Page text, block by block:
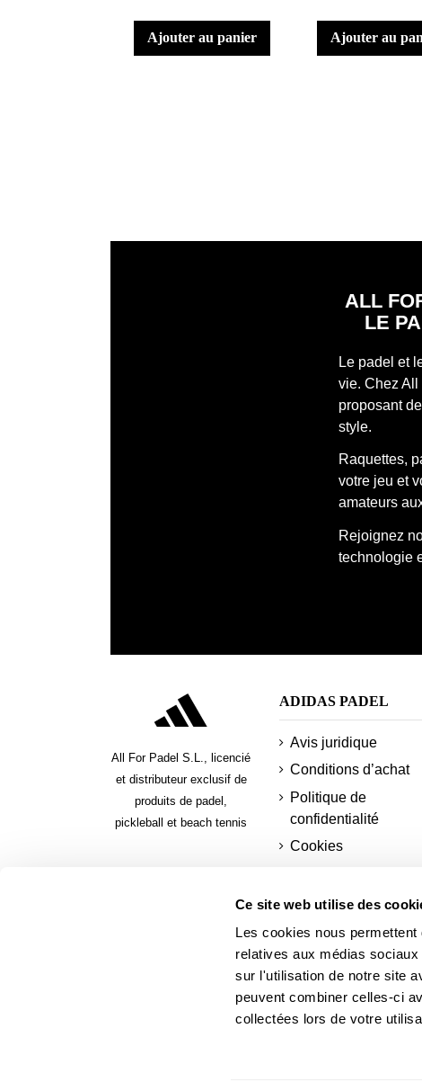
Ce site web utilise des
Les cookies nous
relatives aux médias
sur l'utilisation de notre site
peuvent combiner celles-ci
collectées lors de votre
ajouter au panier ajouter au
ALL
LE
Le padel et
vie. Chez All
proposant
style.
Raquettes,
votre jeu et
amateurs
Rejoignez
technologie
All For Padel S.L., licencié
et distributeur exclusif de
produits de padel,
pickleball et beach tennis
ADIDAS PADEL
Avis juridique
Conditions d’achat
Politique de
confidentialité
Cookies
Demander une
facture adidas padel